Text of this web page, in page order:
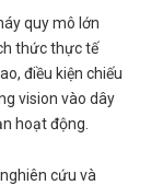
quy mô lớn
thức thực tế
điều kiện chiếu
vision vào dây
hoạt động.
cứu và